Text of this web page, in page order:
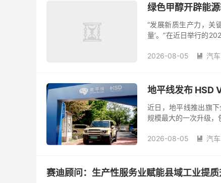
绿色甲醇开辟能
“发展新质生产力，关
量’。”在近日举行的
2026-08-05
 汽车
地平线发布 HSD
近日，地平线推出旗
规模最大的一次升级
2026-08-05
 汽车
赛迪顾问：生产性服务业赋能县域工业提